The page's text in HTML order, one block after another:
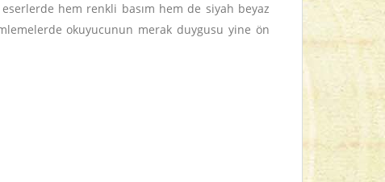
hem renkli basım hem de siyah beyaz
okuyucunun merak duygusu yine ön